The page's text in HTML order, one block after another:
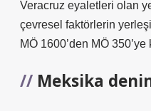
Veracruz eyaletleri olan
çevresel faktörlerin
MÖ 1600’den MÖ 350’ye
Meksika